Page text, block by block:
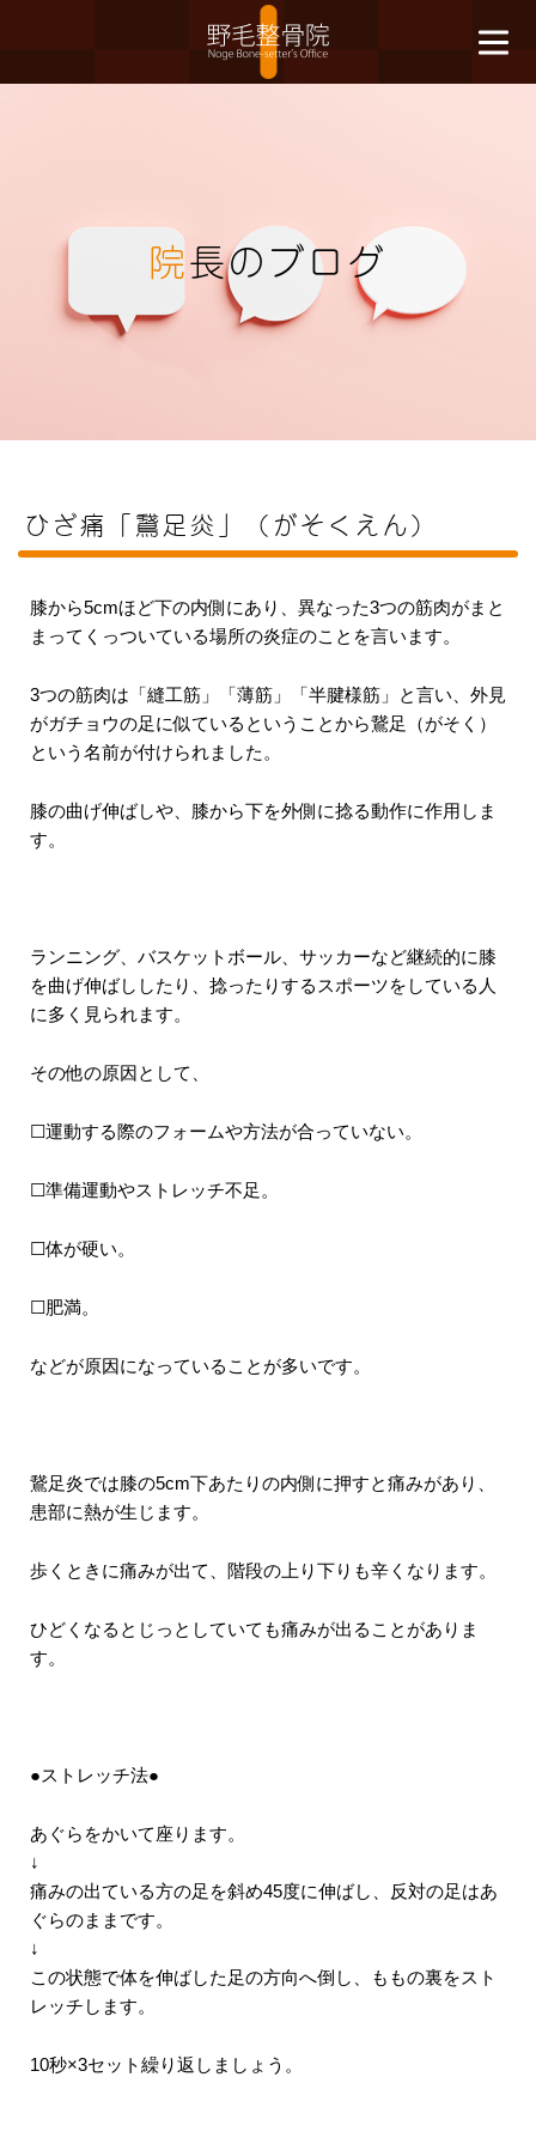
院長のブログ
ひざ痛「鵞足炎」（がそくえん）
膝から5cmほど下の内側にあり、異なった3つの筋肉がまと
まってくっついている場所の炎症のことを言います。
3つの筋肉は「縫工筋」「薄筋」「半腱様筋」と言い、外見
がガチョウの足に似ているということから鵞足（がそく）
という名前が付けられました。
膝の曲げ伸ばしや、膝から下を外側に捻る動作に作用しま
す。
ランニング、バスケットボール、サッカーなど継続的に膝
を曲げ伸ばししたり、捻ったりするスポーツをしている人
に多く見られます。
その他の原因として、
☐運動する際のフォームや方法が合っていない。
☐準備運動やストレッチ不足。
☐体が硬い。
☐肥満。
などが原因になっていることが多いです。
鵞足炎では膝の5cm下あたりの内側に押すと痛みがあり、
患部に熱が生じます。
歩くときに痛みが出て、階段の上り下りも辛くなります。
ひどくなるとじっとしていても痛みが出ることがありま
す。
●ストレッチ法●
あぐらをかいて座ります。
↓
痛みの出ている方の足を斜め45度に伸ばし、反対の足はあ
ぐらのままです。
↓
この状態で体を伸ばした足の方向へ倒し、ももの裏をスト
レッチします。
10秒×3セット繰り返しましょう。